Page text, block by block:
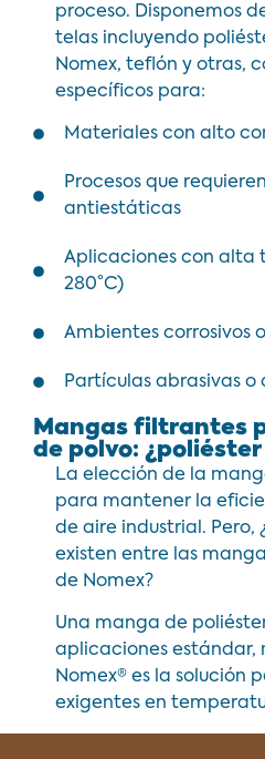
proceso. Disponemos
telas incluyendo
Nomex, teflón y otras,
específicos para:
Materiales con alto
Procesos que
antiestáticas
Aplicaciones con alta
280°C)
Ambientes corrosivos
Partículas abrasivas
Mangas filtrantes
de polvo: ¿poliéster
La elección de la
para mantener la
de aire industrial. Pero,
existen entre las
de Nomex?
Una manga de
aplicaciones estándar,
Nomex® es la solución
exigentes en